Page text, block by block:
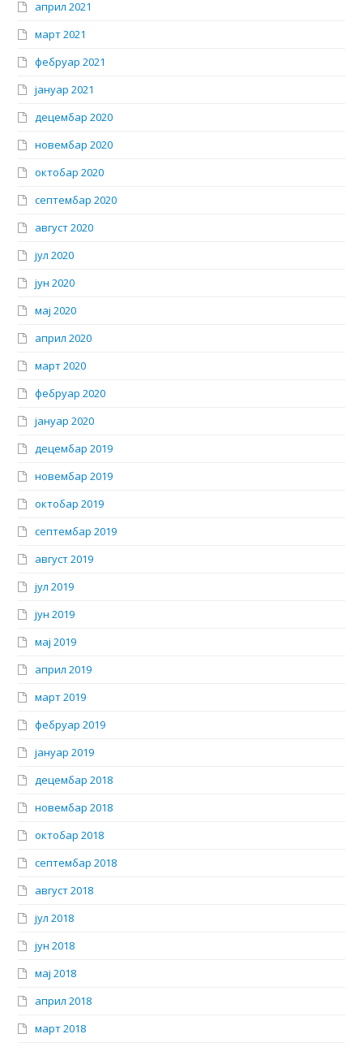
април 2021
март 2021
фебруар 2021
јануар 2021
децембар 2020
новембар 2020
октобар 2020
септембар 2020
август 2020
јул 2020
јун 2020
мај 2020
април 2020
март 2020
фебруар 2020
јануар 2020
децембар 2019
новембар 2019
октобар 2019
септембар 2019
август 2019
јул 2019
јун 2019
мај 2019
април 2019
март 2019
фебруар 2019
јануар 2019
децембар 2018
новембар 2018
октобар 2018
септембар 2018
август 2018
јул 2018
јун 2018
мај 2018
април 2018
март 2018